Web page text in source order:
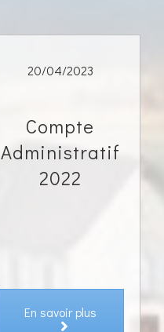
20/04/2023
Compte
Administratif
2022
En savoir plus